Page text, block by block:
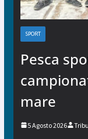
SPORT
Pesca
mare
5 Agosto 2026